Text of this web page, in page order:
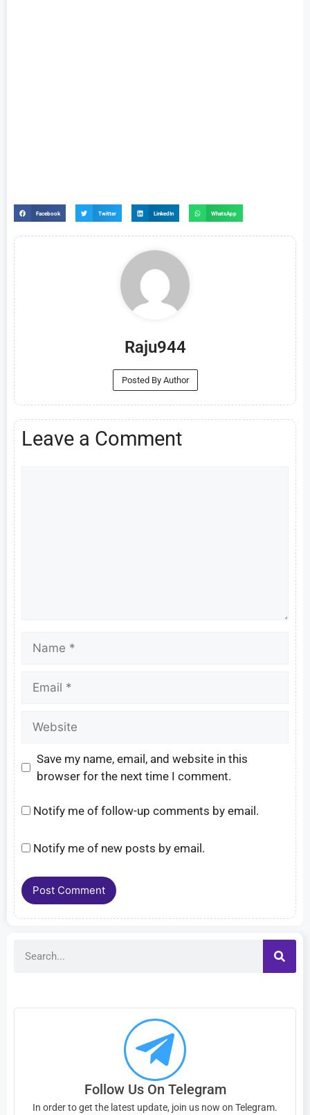
Facebook Twitter LinkedIn WhatsApp
Raju944
Posted By Author
Leave a Comment
Save my name, email, and website in this
browser for the next time I comment.
Notify me of follow-up comments by email.
Notify me of new posts by email.
Follow Us On Telegram
In order to get the latest update, join us now on Telegram.